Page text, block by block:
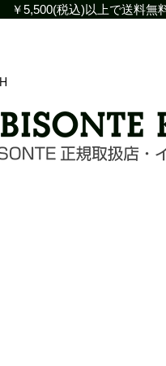
￥5,500(税込)以上で送料
￥5,500(税込)以上で送料無